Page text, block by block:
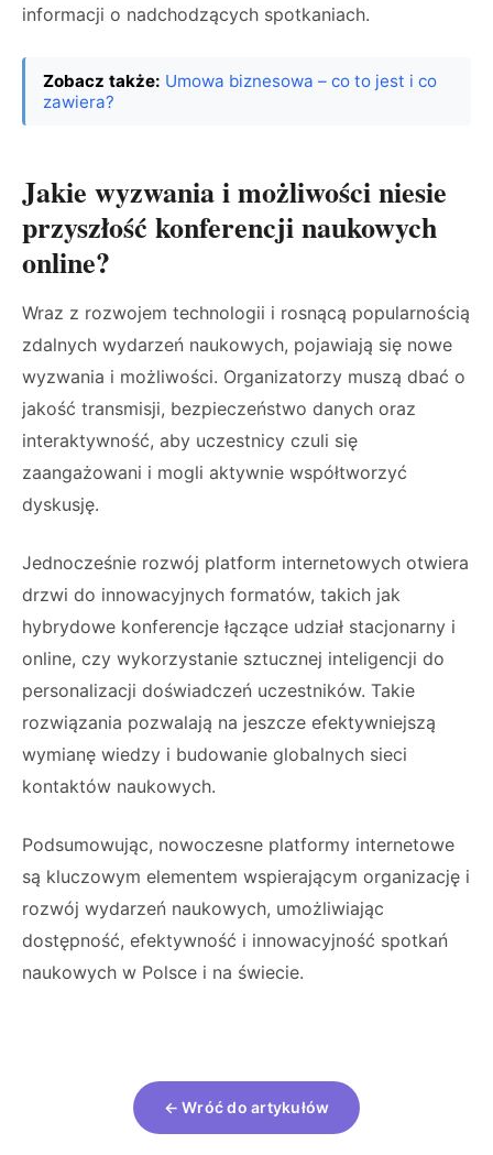
informacji o nadchodzących spotkaniach.
Zobacz także: Umowa biznesowa – co to jest i co
zawiera?
Jakie wyzwania i możliwości niesie
przyszłość konferencji naukowych
online?
Wraz z rozwojem technologii i rosnącą popularnością
zdalnych wydarzeń naukowych, pojawiają się nowe
wyzwania i możliwości. Organizatorzy muszą dbać o
jakość transmisji, bezpieczeństwo danych oraz
interaktywność, aby uczestnicy czuli się
zaangażowani i mogli aktywnie współtworzyć
dyskusję.
Jednocześnie rozwój platform internetowych otwiera
drzwi do innowacyjnych formatów, takich jak
hybrydowe konferencje łączące udział stacjonarny i
online, czy wykorzystanie sztucznej inteligencji do
personalizacji doświadczeń uczestników. Takie
rozwiązania pozwalają na jeszcze efektywniejszą
wymianę wiedzy i budowanie globalnych sieci
kontaktów naukowych.
Podsumowując, nowoczesne platformy internetowe
są kluczowym elementem wspierającym organizację i
rozwój wydarzeń naukowych, umożliwiając
dostępność, efektywność i innowacyjność spotkań
naukowych w Polsce i na świecie.
← Wróć do artykułów